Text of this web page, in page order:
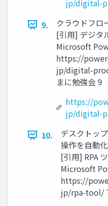
jp/digital-
9.
クラウドフロ
[引用] デジタ
Microsoft
https://
jp/digital-
まに勉強会 9
https://
jp/digital-
10.
デスクトッ
操作を自動
[引用] RPA
Microsoft
https://
jp/rpa-tool/